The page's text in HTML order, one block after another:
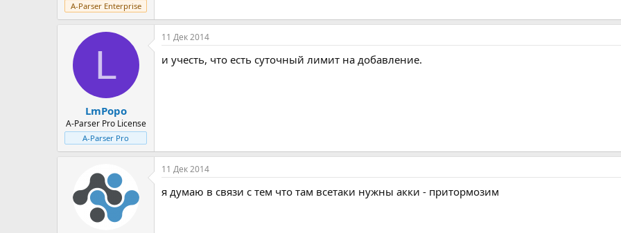
A-Parser Enterprise
L
LmPopo
A-Parser Pro License
A-Parser Pro
11 Дек 2014
и учесть, что есть суточный лимит на добавление.
11 Дек 2014
я думаю в связи с тем что там всетаки нужны акки - притормозим